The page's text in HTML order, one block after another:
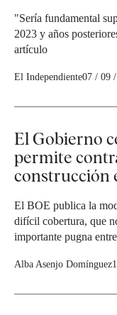
"Sería fundamental
2023 y años
artículo
El Independiente07 / 09
El Gobierno
permite
construcción
El BOE publica la
difícil cobertura, que
importante pugna
Alba Asenjo Domínguez